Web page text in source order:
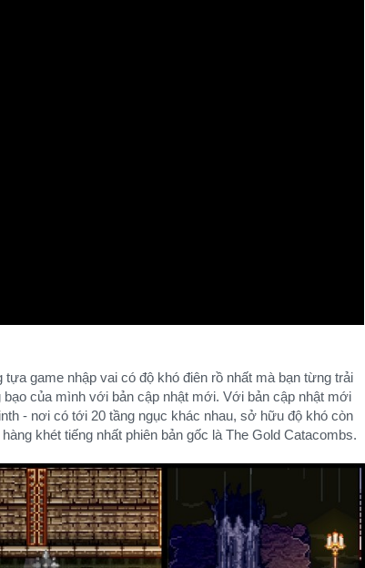
game nhập vai có độ khó điên rồ nhất mà bạn từng trải
của mình với bản cập nhật mới. Với bản cập nhật mới
- nơi có tới 20 tầng ngục khác nhau, sở hữu độ khó còn
khét tiếng nhất phiên bản gốc là The Gold Catacombs.